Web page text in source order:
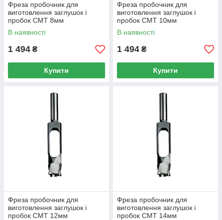
Фреза пробочник для
виготовлення заглушок і
пробок CMT 8мм
В наявності
1 494 ₴
Купити
Фреза пробочник для
виготовлення заглушок і
пробок CMT 10мм
В наявності
1 494 ₴
Купити
Фреза пробочник для
виготовлення заглушок і
пробок CMT 12мм
Фреза пробочник для
виготовлення заглушок і
пробок CMT 14мм